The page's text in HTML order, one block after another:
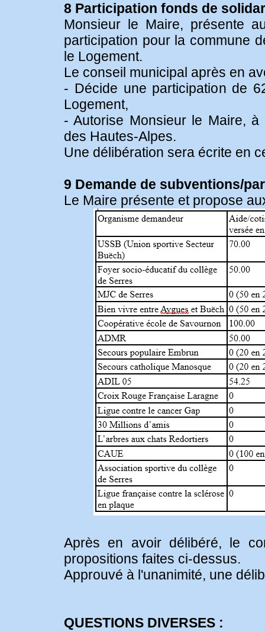
8 Participation fonds de
Monsieur le Maire, présente
participation pour la commune
le Logement.
Le conseil municipal après en
- Décide une participation de
Logement,
- Autorise Monsieur le Maire,
des Hautes-Alpes.
Une délibération sera écrite en
9 Demande de subventions/
Le Maire présente et propose
Après en avoir délibéré, le
propositions faites ci-dessus.
Approuvé à l'unanimité, une
QUESTIONS DIVERSES :